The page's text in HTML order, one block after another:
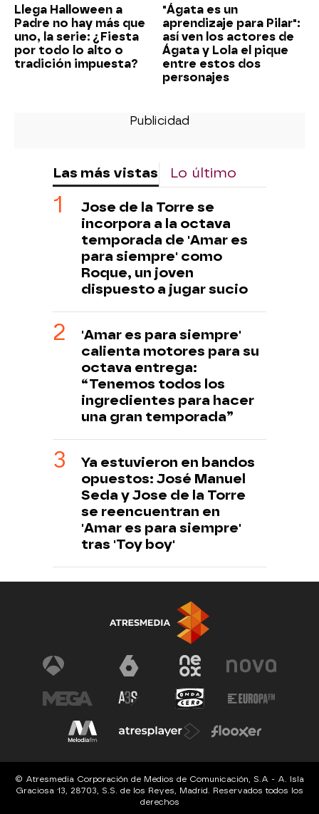
Llega Halloween a
Padre no hay más que
uno, la serie: ¿Fiesta
por todo lo alto o
tradición impuesta?
"Ágata es un
aprendizaje para Pilar":
así ven los actores de
Ágata y Lola el pique
entre estos dos
personajes
Las más vistas Lo último
Jose de la Torre se
incorpora a la octava
temporada de 'Amar es
para siempre' como
Roque, un joven
dispuesto a jugar sucio
'Amar es para siempre'
calienta motores para su
octava entrega:
“Tenemos todos los
ingredientes para hacer
una gran temporada”
Ya estuvieron en bandos
opuestos: José Manuel
Seda y Jose de la Torre
se reencuentran en
'Amar es para siempre'
tras 'Toy boy'
© Atresmedia Corporación de Medios de Comunicación, S.A - A. Isla
Graciosa 13, 28703, S.S. de los Reyes, Madrid. Reservados todos los
derechos